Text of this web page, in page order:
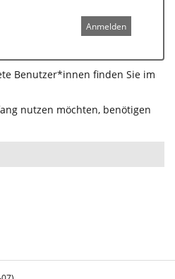
Anmelden
Benutzer*innen finden Sie im
nutzen möchten, benötigen